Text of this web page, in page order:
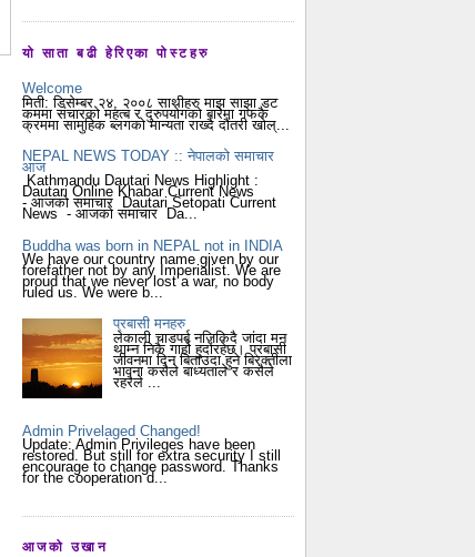
यो साता बढी हेरिएका पोस्टहरु
Welcome
मिती: डिसेम्बर २४, २००८ साथीहरु माझ साझा डट
कममा संचारको महत्ब र दुरुपयोगको बारेमा गफकै
क्रममा सामुहिक ब्लगको मान्यता राख्दै दौंतरी खोल्...
NEPAL NEWS TODAY :: नेपालको समाचार
आज
Kathmandu Dautari News Highlight :
Dautari Online Khabar Current News
- आजको समाचार Dautari Setopati Current
News - आजको समाचार Da...
Buddha was born in NEPAL not in INDIA
We have our country name given by our
forefather not by any Imperialist. We are
proud that we never lost a war, no body
ruled us. We were b...
प्रबासी मनहरु
लेकाली चाडपर्ब नजिकिदै जांदा मन
थाम्न निकै गार्हो हुदोंरहेछ। प्रबासी
जीवनमा दिन बिताउदा हुने बिरक्तीला
भावना कसैले बाध्यताले र कसैले
रहरैले ...
Admin Privelaged Changed!
Update: Admin Privileges have been
restored. But still for extra security I still
encourage to change password. Thanks
for the cooperation d...
आजको उखान